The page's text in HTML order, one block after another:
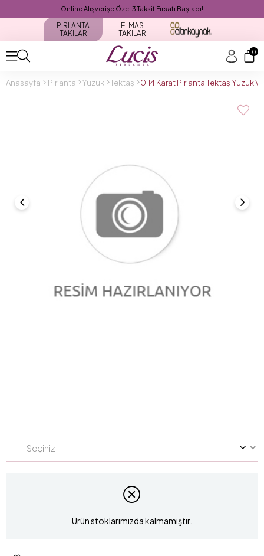
Online Alışverişe Özel 3 Taksit Fırsatı Başladı!
PIRLANTA
TAKILAR
ELMAS
TAKILAR
0
Anasayfa Pırlanta Yüzük Tektaş 0.14 Karat Pırlanta Tektaş Yüzük
Ürün stoklarımızda kalmamıştır.